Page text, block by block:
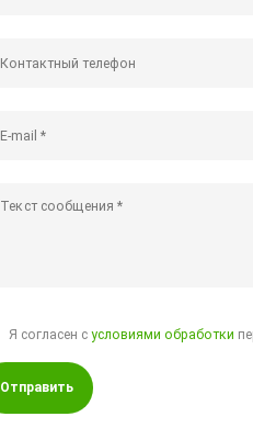
Я согласен сусловиями обработки
Отправить